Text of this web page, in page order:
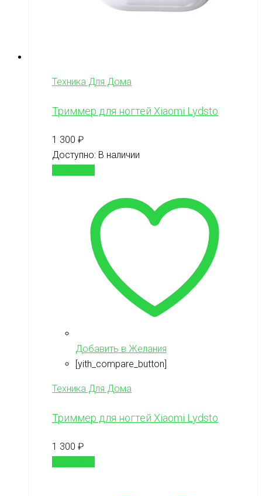
Техника Для Дома
Триммер для ногтей Xiaomi Lydsto
1 300 ₽
Доступно: В наличии
Добавить в Желания
[yith_compare_button]
Техника Для Дома
Триммер для ногтей Xiaomi Lydsto
1 300 ₽